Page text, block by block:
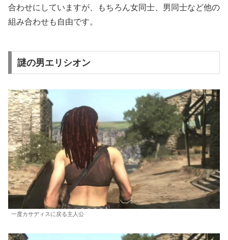
合わせにしていますが、もちろん女同士、男同士など他の
組み合わせも自由です。
謎の男エリシオン
一度カサディスに戻る主人公